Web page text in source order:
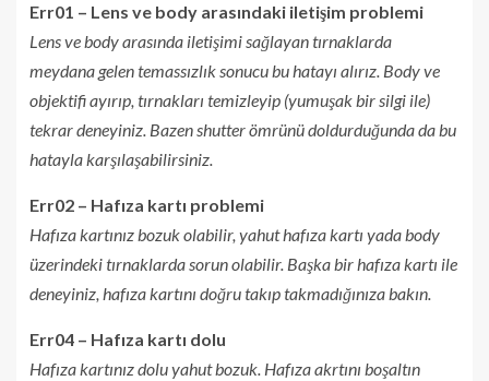
Err01 – Lens ve body arasındaki iletişim problemi
Lens ve body arasında iletişimi sağlayan tırnaklarda
meydana gelen temassızlık sonucu bu hatayı alırız. Body ve
objektifi ayırıp, tırnakları temizleyip (yumuşak bir silgi ile)
tekrar deneyiniz. Bazen shutter ömrünü doldurduğunda da bu
hatayla karşılaşabilirsiniz.
Err02 – Hafıza kartı problemi
Hafıza kartınız bozuk olabilir, yahut hafıza kartı yada body
üzerindeki tırnaklarda sorun olabilir. Başka bir hafıza kartı ile
deneyiniz, hafıza kartını doğru takıp takmadığınıza bakın.
Err04 – Hafıza kartı dolu
Hafıza kartınız dolu yahut bozuk. Hafıza akrtını boşaltın